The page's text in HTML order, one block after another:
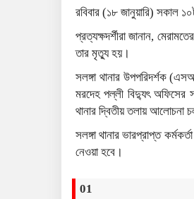
রবিবার (১৮ জানুয়ারি) সকাল
প্রত্যক্ষদর্শীরা জানান,
তার মৃত্যু হয়।
সলঙ্গা থানার উপপরিদর্শক
মরদেহ পল্লী বিদ্যুৎ অফিসের
থানার দ্বিতীয় তলায় আলোচনা
সলঙ্গা থানার ভারপ্রাপ্ত
নেওয়া হবে।
01